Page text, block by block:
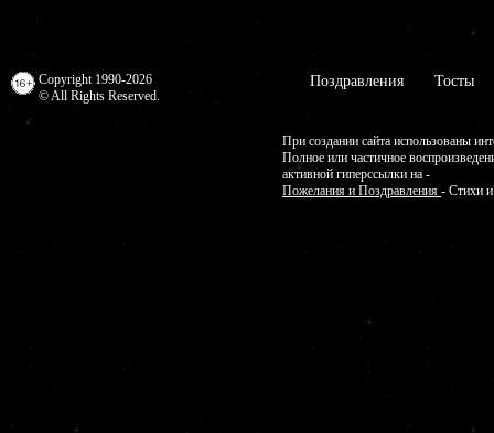
Copyright 1990-2026
© All Rights Reserved.
Поздравления Тосты
При создании сайта использованы
Полное или частичное
активной гиперссылки на -
Пожелания и Поздравления - Стихи